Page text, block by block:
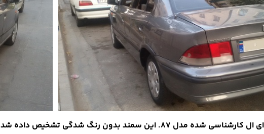
یک سمند ای ال کارشناسی شده مدل 87. این سمند بدون رنگ